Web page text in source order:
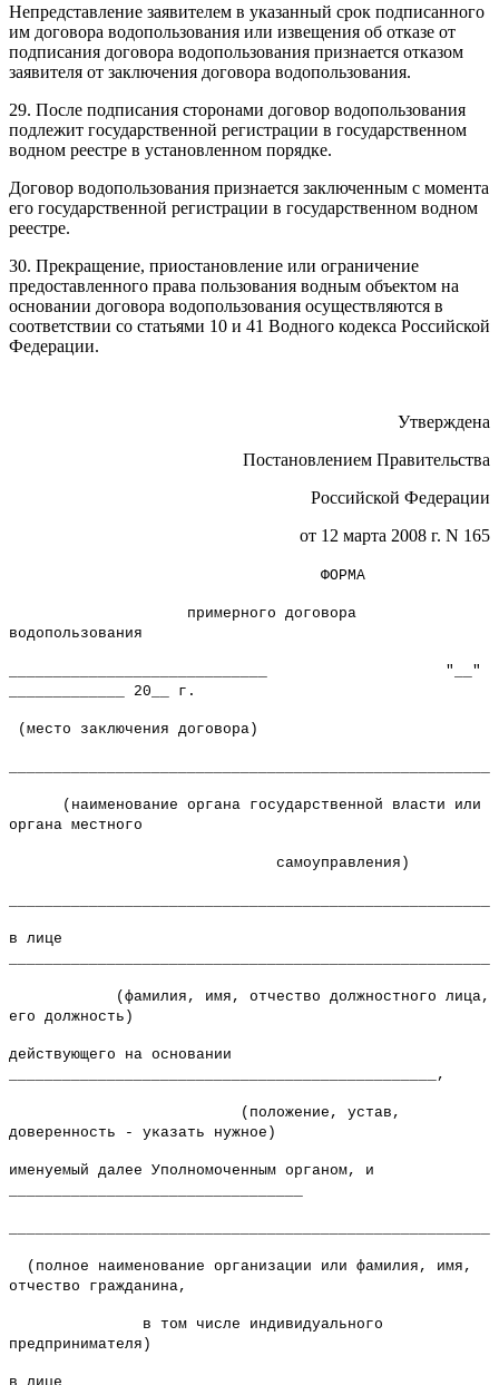
Непредставление заявителем в указанный срок подписанного
им договора водопользования или извещения об отказе от
подписания договора водопользования признается отказом
заявителя от заключения договора водопользования.
29. После подписания сторонами договор водопользования
подлежит государственной регистрации в государственном
водном реестре в установленном порядке.
Договор водопользования признается заключенным с момента
его государственной регистрации в государственном водном
реестре.
30. Прекращение, приостановление или ограничение
предоставленного права пользования водным объектом на
основании договора водопользования осуществляются в
соответствии со статьями 10 и 41 Водного кодекса Российской
Федерации.
Утверждена
Постановлением Правительства
Российской Федерации
от 12 марта 2008 г. N 165
ФОРМА
примерного договора
водопользования
_____________________________ "__"
_____________ 20__ г.
(место заключения договора)
(наименование органа государственной власти или
органа местного
самоуправления)
в лице
(фамилия, имя, отчество должностного лица,
его должность)
действующего на основании
________________________________________________,
(положение, устав,
доверенность - указать нужное)
именуемый далее Уполномоченным органом, и
(полное наименование организации или фамилия, имя,
отчество гражданина,
в том числе индивидуального
предпринимателя)